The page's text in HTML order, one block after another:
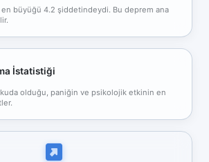
en büyüğü 4.2 şiddetindeydi. Bu deprem ana
İstatistiği
olduğu, paniğin ve psikolojik etkinin en